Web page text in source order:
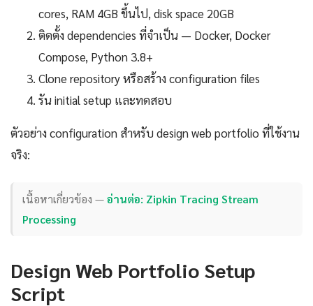
cores, RAM 4GB ขึ้นไป, disk space 20GB
ติดตั้ง dependencies ที่จำเป็น — Docker, Docker
Compose, Python 3.8+
Clone repository หรือสร้าง configuration files
รัน initial setup และทดสอบ
ตัวอย่าง configuration สำหรับ design web portfolio ที่ใช้งาน
จริง:
เนื้อหาเกี่ยวข้อง —อ่านต่อ: Zipkin Tracing Stream
Processing
Design Web Portfolio Setup
Script